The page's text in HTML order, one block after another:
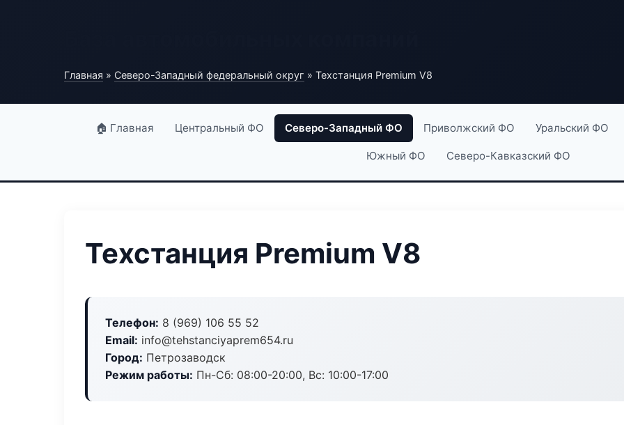
Главная » Северо-Западный федеральный округ » Техстанция Premium V8
🏠 Главная Центральный ФО Северо-Западный ФО Приволжский ФО Уральский ФО
Южный ФО Северо-Кавказский ФО
Техстанция Premium V8
Телефон: 8 (969) 106 55 52
Email: info@tehstanciyaprem654.ru
Город: Петрозаводск
Режим работы: Пн-Сб: 08:00-20:00, Вс: 10:00-17:00